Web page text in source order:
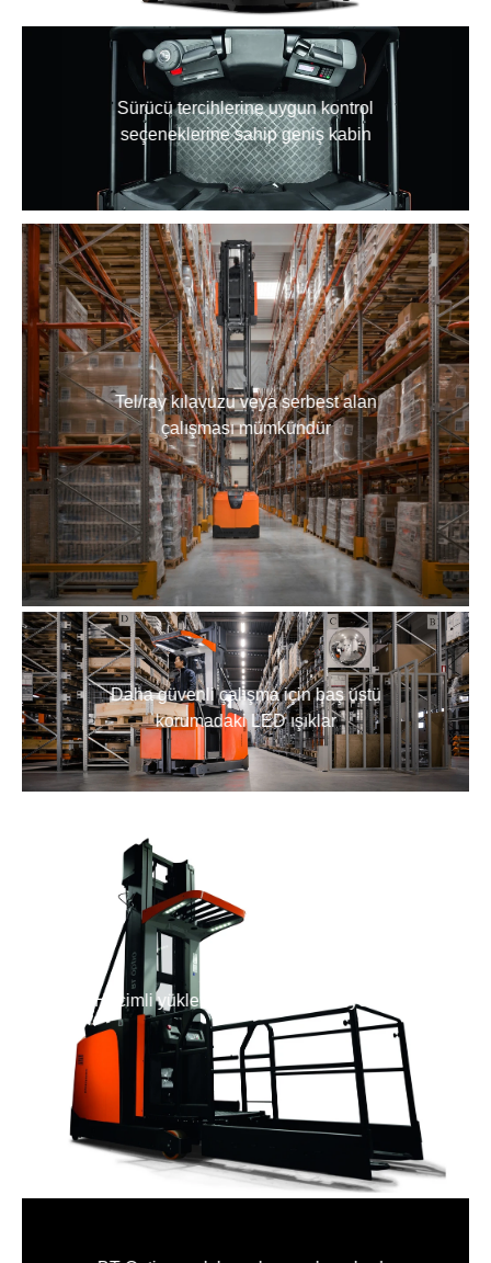
Sürücü tercihlerine uygun kontrol
seçeneklerine sahip geniş kabin
Tel/ray kılavuzu veya serbest alan
çalışması mümkündür
Daha güvenli çalışma için baş üstü
korumadaki LED ışıklar
Hacimli yükler için alternatif versiyonlar